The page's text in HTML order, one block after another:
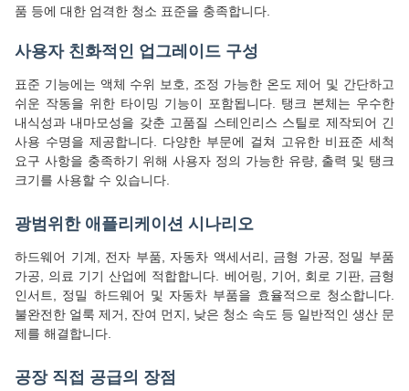
품 등에 대한 엄격한 청소 표준을 충족합니다.
사용자 친화적인 업그레이드 구성
표준 기능에는 액체 수위 보호, 조정 가능한 온도 제어 및 간단하고
쉬운 작동을 위한 타이밍 기능이 포함됩니다. 탱크 본체는 우수한
내식성과 내마모성을 갖춘 고품질 스테인리스 스틸로 제작되어 긴
사용 수명을 제공합니다. 다양한 부문에 걸쳐 고유한 비표준 세척
요구 사항을 충족하기 위해 사용자 정의 가능한 유량, 출력 및 탱크
크기를 사용할 수 있습니다.
광범위한 애플리케이션 시나리오
하드웨어 기계, 전자 부품, 자동차 액세서리, 금형 가공, 정밀 부품
가공, 의료 기기 산업에 적합합니다. 베어링, 기어, 회로 기판, 금형
인서트, 정밀 하드웨어 및 자동차 부품을 효율적으로 청소합니다.
불완전한 얼룩 제거, 잔여 먼지, 낮은 청소 속도 등 일반적인 생산 문
제를 해결합니다.
공장 직접 공급의 장점